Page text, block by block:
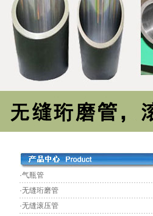
·气瓶管
·无缝珩磨管
·无缝滚压管